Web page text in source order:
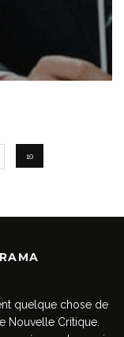
10
quelque chose de
Nouvelle Critique.